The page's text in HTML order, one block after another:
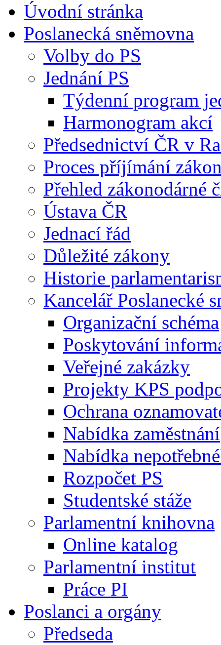
Úvodní stránka
Poslanecká sněmovna
Volby do PS
Jednání PS
Týdenní program
Harmonogram akcí
Předsednictví ČR v
Proces příjímání
Přehled zákonodárné
Ústava ČR
Jednací řád
Důležité zákony
Historie
Kancelář Poslanecké
Organizační schéma
Poskytování
Veřejné zakázky
Projekty KPS
Ochrana
Nabídka zaměstnání
Nabídka
Rozpočet PS
Studentské stáže
Parlamentní knihovna
Online katalog
Parlamentní institut
Práce PI
Poslanci a orgány
Předseda